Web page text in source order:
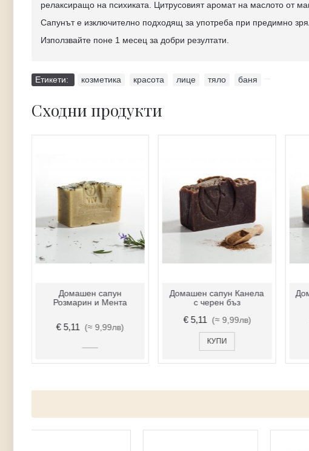
релаксиращо на психиката. Цитрусовият аромат на маслото от
Сапунът е изключително подходящ за употреба при предимно
Използвайте поне 1 месец за добри резултати.
Етикети: козметика красота лице тяло баня
Сходни продукти
Домашен сапун
Розмарин и Мента
€ 5,11 (≈ 9,99лв)
Домашен сапун Канела
с черен бъз
€ 5,11 (≈ 9,99лв)
КУПИ